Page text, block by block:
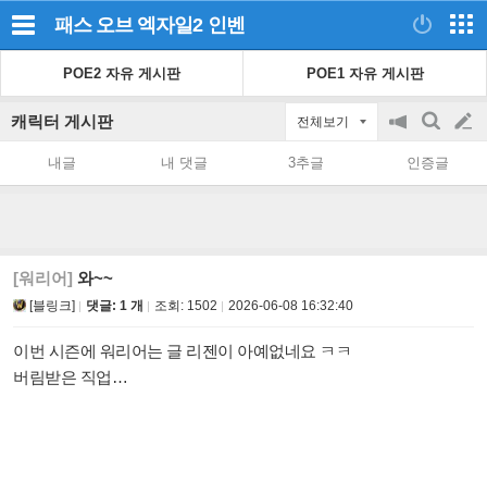
패스 오브 엑자일2 인벤
POE2 자유 게시판 POE1 자유 게시판
캐릭터 게시판 전체보기
공
on/off
검
색
글
쓰
내글 내 댓글 3추글 인증글
[워리어] 와~~
[블링크] 댓글: 1 개 조회: 1502 2026-06-08 16:32:40
이번 시즌에 워리어는 글 리젠이 아예없네요 ㅋㅋ
버림받은 직업…